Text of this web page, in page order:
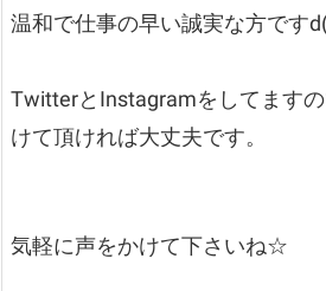
温和で仕事の早い誠実な方です
TwitterとInstagramをしてます
けて頂ければ大丈夫です。
気軽に声をかけて下さいね☆